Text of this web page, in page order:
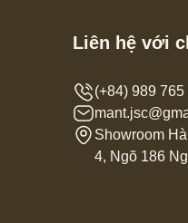
Liên hệ với
(+84) 989 765
Showroom
4, Ngõ 186